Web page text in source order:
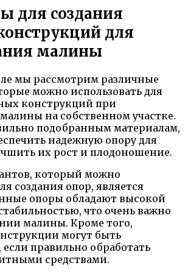
для создания
для
малины
мы рассмотрим различные
можно использовать для
конструкций при
на собственном участке.
подобранным материалам,
надежную опору для
их рост и плодоношение.
который можно
создания опор, является
опоры обладают высокой
что очень важно
малины. Кроме того,
могут быть
правильно обработать
средствами.